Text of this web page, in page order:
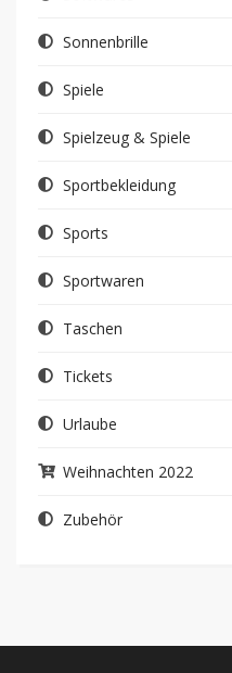
Sonnenbrille
Spiele
Spielzeug & Spiele
Sportbekleidung
Sports
Sportwaren
Taschen
Tickets
Urlaube
Weihnachten 2022
Zubehör